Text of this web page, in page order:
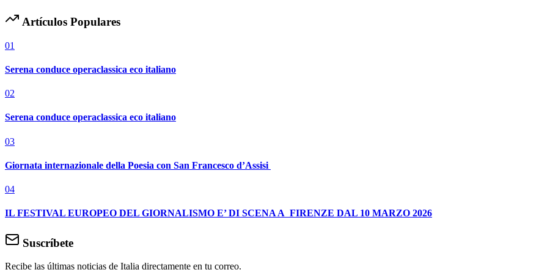
Artículos Populares
01
Serena conduce operaclassica eco italiano
02
Serena conduce operaclassica eco italiano
03
Giornata internazionale della Poesia con San Francesco d’Assisi
04
IL FESTIVAL EUROPEO DEL GIORNALISMO E’ DI SCENA A FIRENZE DAL 10 MARZO 2026
Suscríbete
Recibe las últimas noticias de Italia directamente en tu correo.